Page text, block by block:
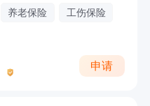
养老保险
工伤保险
申请